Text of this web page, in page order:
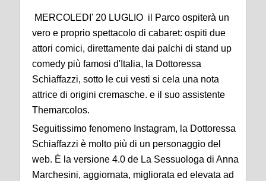
MERCOLEDI' 20 LUGLIO il Parco ospiterà un
vero e proprio spettacolo di cabaret: ospiti due
attori comici, direttamente dai palchi di stand up
comedy più famosi d'Italia, la Dottoressa
Schiaffazzi, sotto le cui vesti si cela una nota
attrice di origini cremasche. e il suo assistente
Themarcolos.
Seguitissimo fenomeno Instagram, la Dottoressa
Schiaffazzi è molto più di un personaggio del
web. È la versione 4.0 de La Sessuologa di Anna
Marchesini, aggiornata, migliorata ed elevata ad